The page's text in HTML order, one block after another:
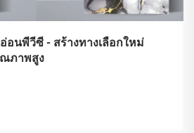
อนพีวีซี - สร้างทางเลือกใหม่
ภาพสูง